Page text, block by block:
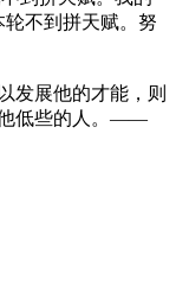
不到拼天赋。努
发展他的才能，则
他低些的人。——